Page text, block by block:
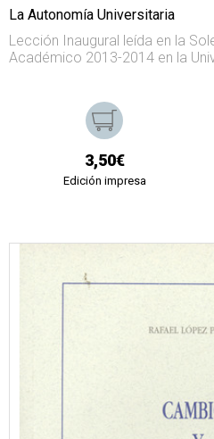
La Autonomía Universitaria
Lección Inaugural leída en la
Académico 2013-2014 en la
3,50€
Edición impresa